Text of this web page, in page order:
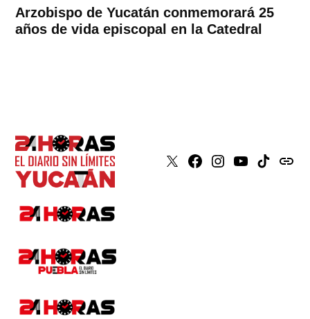
Arzobispo de Yucatán conmemorará 25
años de vida episcopal en la Catedral
X Faceboook
Instagram
YoutubeTiktokissuu